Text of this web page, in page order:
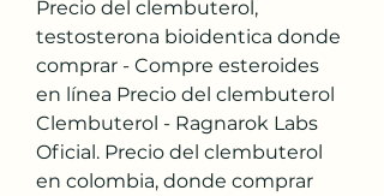
Precio del clembuterol,
testosterona bioidentica donde
comprar - Compre esteroides
en línea Precio del clembuterol
Clembuterol - Ragnarok Labs
Oficial. Precio del clembuterol
en colombia, donde comprar